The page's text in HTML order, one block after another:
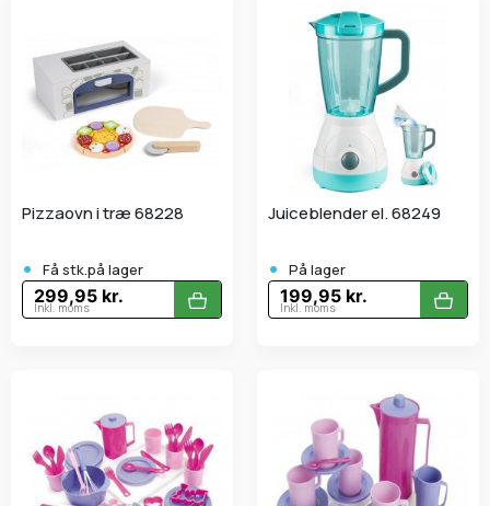
Pizzaovn i træ 68228
• Få stk.på lager
299,95 kr.
Inkl. moms
Juiceblender el. 68249
• På lager
199,95 kr.
Inkl. moms